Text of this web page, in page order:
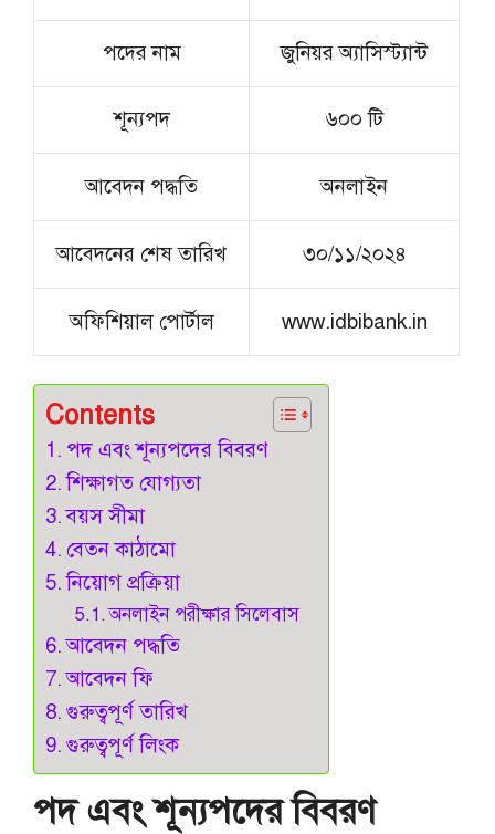
পদের নাম জুনিয়র অ্যাসিস্ট্যান্ট
শূন্যপদ ৬০০ টি
আবেদন পদ্ধতি অনলাইন
আবেদনের শেষ তারিখ ৩০/১১/২০২৪
অফিশিয়াল পোর্টাল www.idbibank.in
Contents
পদ এবং শূন্যপদের বিবরণ
শিক্ষাগত যোগ্যতা
বয়স সীমা
বেতন কাঠামো
নিয়োগ প্রক্রিয়া
অনলাইন পরীক্ষার সিলেবাস
আবেদন পদ্ধতি
আবেদন ফি
গুরুত্বপূর্ণ তারিখ
গুরুত্বপূর্ণ লিংক
পদ এবং শূন্যপদের বিবরণ